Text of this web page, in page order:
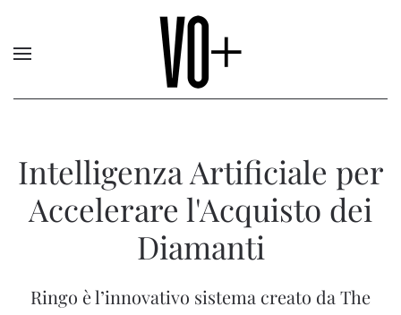
Intelligenza Artificiale per
Accelerare l'Acquisto dei
Diamanti
Ringo è l’innovativo sistema creato da The